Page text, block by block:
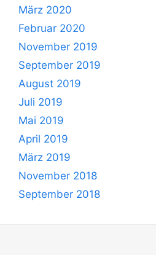
März 2020
Februar 2020
November 2019
September 2019
August 2019
Juli 2019
Mai 2019
April 2019
März 2019
November 2018
September 2018